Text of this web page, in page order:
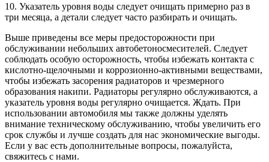
10. Указатель уровня воды следует очищать примерно раз в
три месяца, а детали следует часто разбирать и очищать.
Выше приведены все меры предосторожности при
обслуживании небольших автобетоносмесителей. Следует
соблюдать особую осторожность, чтобы избежать контакта с
кислотно-щелочными и коррозионно-активными веществами,
чтобы избежать засорения радиаторов и чрезмерного
образования накипи. Радиаторы регулярно обслуживаются, а
указатель уровня воды регулярно очищается. Ждать. При
использовании автомобиля мы также должны уделять
внимание техническому обслуживанию, чтобы увеличить его
срок службы и лучше создать для нас экономические выгоды.
Если у вас есть дополнительные вопросы, пожалуйста,
свяжитесь с нами.